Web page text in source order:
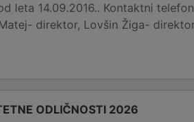
leta 14.09.2016.. Kontaktni
direktor, Lovšin Žiga-
ODLIČNOSTI 2026